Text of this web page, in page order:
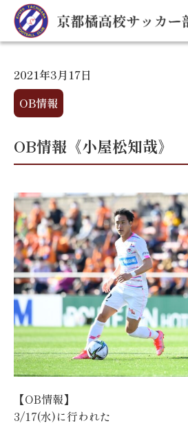
2021年3月17日
OB情報
OB情報《小屋松知哉》
【OB情報】
3/17(水)に行われた